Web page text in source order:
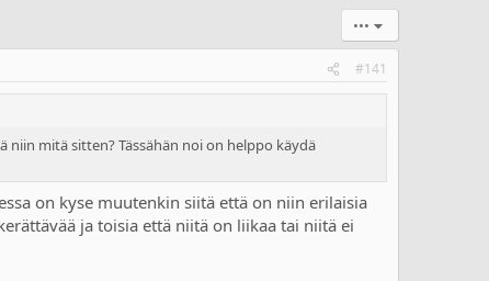
•••
#141
mitä sitten? Tässähän noi on helppo käydä
on kyse muutenkin siitä että on niin erilaisia
ja toisia että niitä on liikaa tai niitä ei